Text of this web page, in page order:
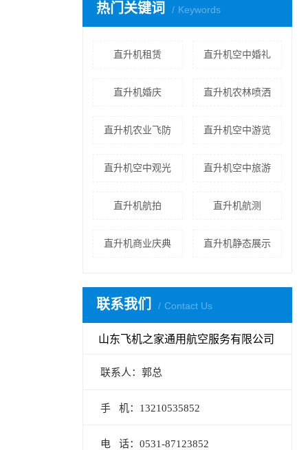
热门关键词 Keywords
直升机租赁 直升机空中婚礼
直升机婚庆 直升机农林喷洒
直升机农业飞防 直升机空中游览
直升机空中观光 直升机空中旅游
直升机航拍 直升机航测
直升机商业庆典 直升机静态展示
联系我们 Contact Us
山东飞机之家通用航空服务有限公司
联系人：郭总
手 机：13210535852
电 话：0531-87123852